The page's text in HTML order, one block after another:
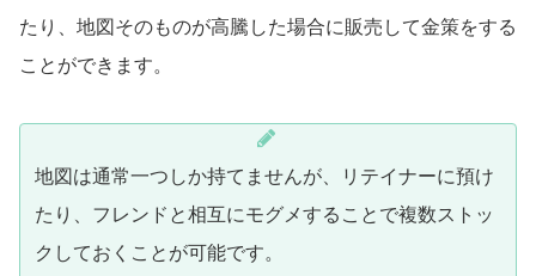
たり、地図そのものが高騰した場合に販売して金策をする
ことができます。
地図は通常一つしか持てませんが、リテイナーに預け
たり、フレンドと相互にモグメすることで複数ストッ
クしておくことが可能です。